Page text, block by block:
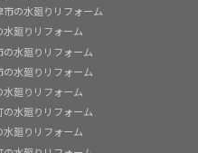
市の水廻りリフォーム
水廻りリフォーム
の水廻りリフォーム
の水廻りリフォーム
水廻りリフォーム
の水廻りリフォーム
水廻りリフォーム